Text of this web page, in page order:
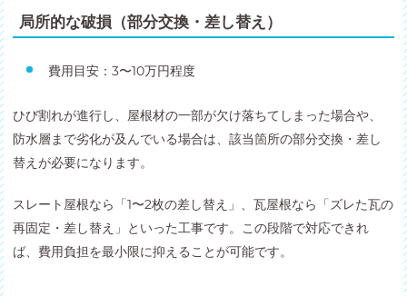
局所的な破損（部分交換・差し替え）
費用目安：3〜10万円程度
ひび割れが進行し、屋根材の一部が欠け落ちてしまった場合や、
防水層まで劣化が及んでいる場合は、該当箇所の部分交換・差し
替えが必要になります。
スレート屋根なら「1〜2枚の差し替え」、瓦屋根なら「ズレた瓦の
再固定・差し替え」といった工事です。この段階で対応できれ
ば、費用負担を最小限に抑えることが可能です。